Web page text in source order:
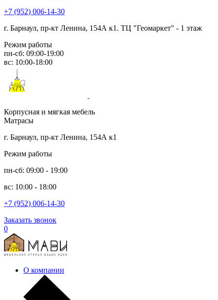
+7 (952) 006-14-30
г. Барнаул, пр-кт Ленина, 154А к1. ТЦ "Геомаркет" - 1 этаж
Режим работы
пн-сб: 09:00-19:00
вс: 10:00-18:00
Корпусная и мягкая мебель
Матрасы
г. Барнаул, пр-кт Ленина, 154А к1
Режим работы
пн-сб: 09:00 - 19:00
вс: 10:00 - 18:00
+7 (952) 006-14-30
Заказать звонок
0
О компании